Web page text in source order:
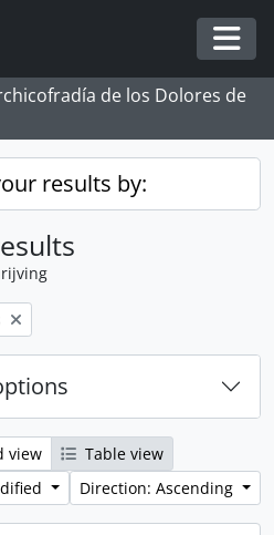
de los Dolores de
results by:
view
Table view
Direction: Ascending